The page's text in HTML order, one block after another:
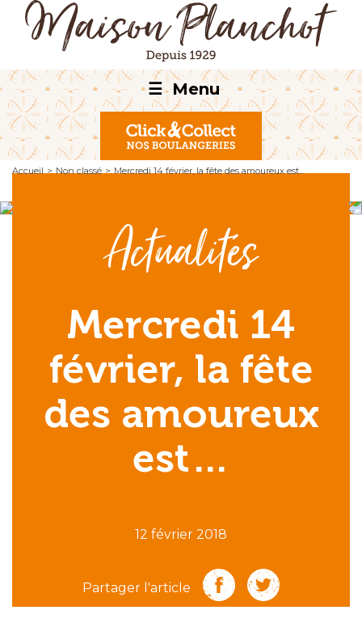
☰ Menu
Accueil > Non classé > Mercredi 14 février, la fête des amoureux est…
Actualités
Mercredi 14
février, la fête
des amoureux
est…
12 février 2018
Partager l'article